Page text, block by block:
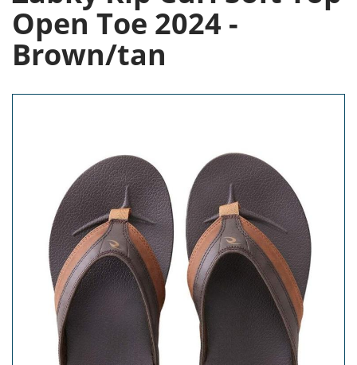
Open Toe 2024 -
Brown/tan